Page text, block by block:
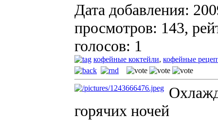
Дата добавления:
просмотров: 143,
голосов: 1
кофейные коктейли, кофейные
горячих ночей